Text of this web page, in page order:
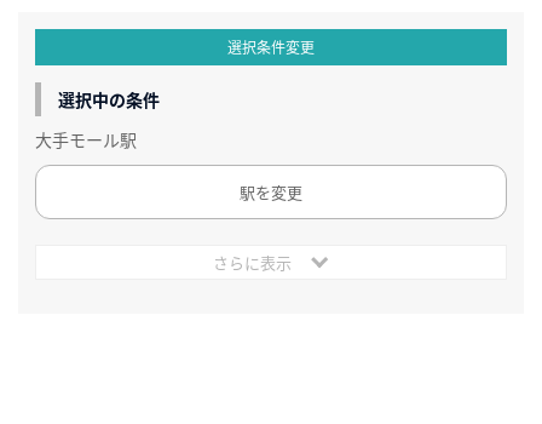
選択条件変更
選択中の条件
大手モール駅
駅を変更
さらに表示